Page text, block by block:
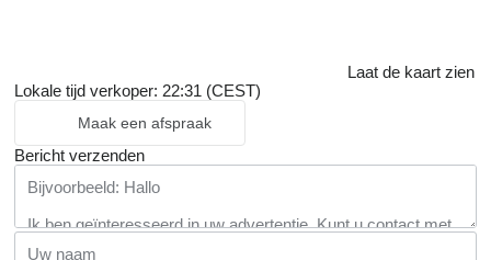
Laat de kaart zien
Lokale tijd verkoper: 22:31 (CEST)
Maak een afspraak
Bericht verzenden